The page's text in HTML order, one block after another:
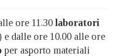
ore 11.30 laboratori
e dalle ore 10.00 alle ore
per asporto materiali